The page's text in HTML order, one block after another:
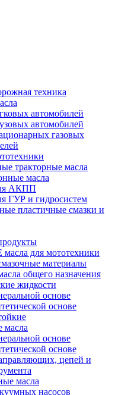
техника
автомобилей
автомобилей
газовых
тракторные масла
масла
АКПП
ГУР и гидросистем
пластичные смазки и
для мототехники
материалы
общего назначения
жидкости
основе
основе
масла
основе
основе
цепей и
масла
насосов